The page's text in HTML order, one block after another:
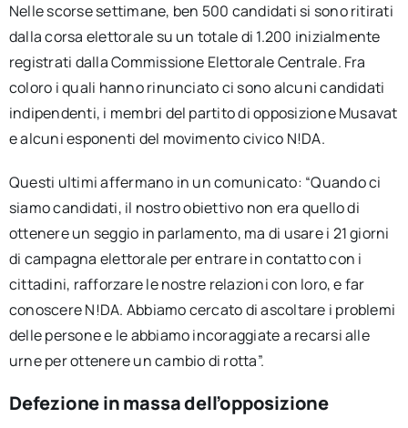
Nelle scorse settimane, ben 500 candidati si sono ritirati
dalla corsa elettorale su un totale di 1.200 inizialmente
registrati dalla Commissione Elettorale Centrale. Fra
coloro i quali hanno rinunciato ci sono alcuni candidati
indipendenti, i membri del partito di opposizione Musavat
e alcuni esponenti del movimento civico N!DA.
Questi ultimi affermano in un comunicato: “Quando ci
siamo candidati, il nostro obiettivo non era quello di
ottenere un seggio in parlamento, ma di usare i 21 giorni
di campagna elettorale per entrare in contatto con i
cittadini, rafforzare le nostre relazioni con loro, e far
conoscere N!DA. Abbiamo cercato di ascoltare i problemi
delle persone e le abbiamo incoraggiate a recarsi alle
urne per ottenere un cambio di rotta”.
Defezione in massa dell’opposizione